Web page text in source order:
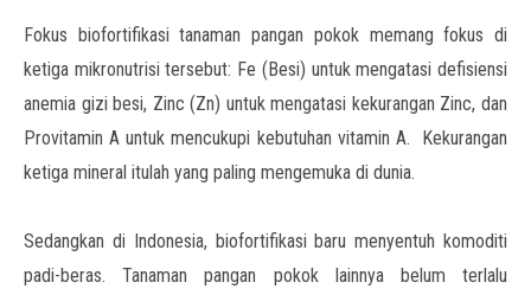
Fokus biofortifikasi tanaman pangan pokok memang fokus di
ketiga mikronutrisi tersebut: Fe (Besi) untuk mengatasi defisiensi
anemia gizi besi, Zinc (Zn) untuk mengatasi kekurangan Zinc, dan
Provitamin A untuk mencukupi kebutuhan vitamin A. Kekurangan
ketiga mineral itulah yang paling mengemuka di dunia.
Sedangkan di Indonesia, biofortifikasi baru menyentuh komoditi
padi-beras. Tanaman pangan pokok lainnya belum terlalu